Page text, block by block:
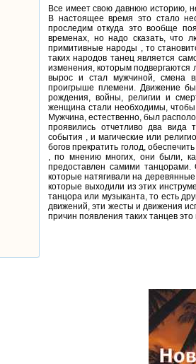
Все имеет свою давнюю историю,
В настоящее время это стало
проследим откуда это вообще
временах, но надо сказать, что
примитивные народы , то
таких народов танец является
изменения, которым подвергаются
вырос и стал мужчиной, смена
проигрыше племени. Движение
рождения, войны, религии и
женщина стали необходимы, чтобы
Мужчина, естественно, был
проявились отчетливо два вида
события , и магические или
богов прекратить голод,
, по мнению многих, они были,
предоставлен самими танцорами.
которые натягивали на
которые выходили из этих
танцора или музыканта, то есть
движений, эти жесты и движения
причин появления таких танцев